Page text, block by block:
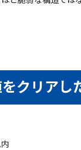
クリアし